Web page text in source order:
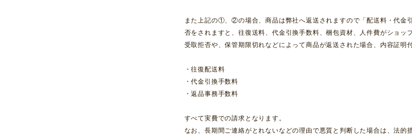
また上記の①、②の場合、商品は弊社へ返送されますので「配送料・代金
否をされますと、往復送料、代金引換手数料、梱包資材、人件費がショ
受取拒否や、保管期限切れなどによって商品が返送された場合、内容証明
・往復配送料
・代金引換手数料
・返品事務手数料
すべて実費での請求となります。
なお、長期間ご連絡がとれないなどの理由で悪質と判断した場合は、法的